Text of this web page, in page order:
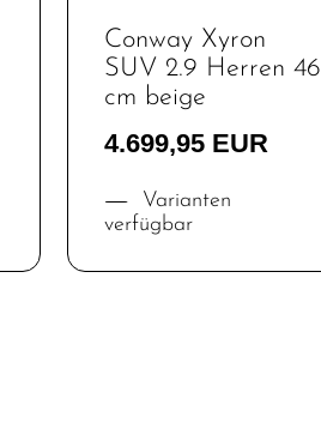
Conway Xyron
SUV 2.9 Herren 46
cm beige
4.699,95 EUR
Varianten
verfügbar